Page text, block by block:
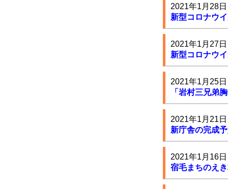
2021年1月28日
新型コロナウ
2021年1月27日
新型コロナウ
2021年1月25日
「岩村三兄弟
2021年1月21日
新庁舎の完成
2021年1月16日
宿毛まちのえ